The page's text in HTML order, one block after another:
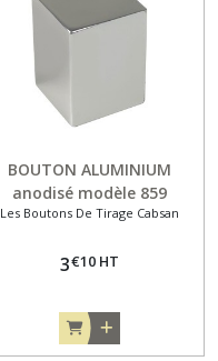
BOUTON ALUMINIUM
anodisé modèle 859
Les Boutons De Tirage Cabsan
3€10 HT